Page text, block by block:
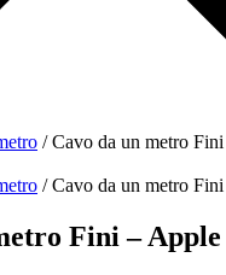
/ Cavo da un metro
/ Cavo da un metro
Fini – Apple